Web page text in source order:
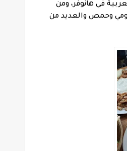
في هانوفر، ومن
وحمص والعديد من